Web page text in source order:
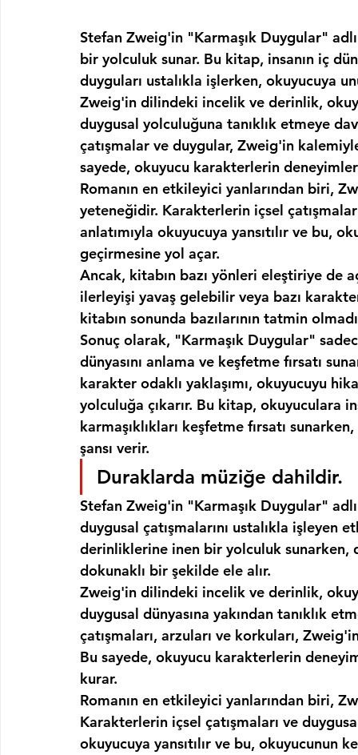
Stefan Zweig'in "Karmaşık Duygular"
bir yolculuk sunar. Bu kitap, insanın iç
duyguları ustalıkla işlerken, okuyucuya
Zweig'in dilindeki incelik ve derinlik,
duygusal yolculuğuna tanıklık etmeye
çatışmalar ve duygular, Zweig'in
sayede, okuyucu karakterlerin
Romanın en etkileyici yanlarından biri,
yeteneğidir. Karakterlerin içsel
anlatımıyla okuyucuya yansıtılır ve bu,
geçirmesine yol açar.
Ancak, kitabın bazı yönleri eleştiriye de
ilerleyişi yavaş gelebilir veya bazı
kitabın sonunda bazılarının tatmin
Sonuç olarak, "Karmaşık Duygular"
dünyasını anlama ve keşfetme fırsatı
karakter odaklı yaklaşımı, okuyucuyu
yolculuğa çıkarır. Bu kitap, okuyuculara
karmaşıklıkları keşfetme fırsatı
şansı verir.
Duraklarda müziğe dahildir.
Stefan Zweig'in "Karmaşık Duygular" adlı
duygusal çatışmalarını ustalıkla işleyen
derinliklerine inen bir yolculuk sunarken,
dokunaklı bir şekilde ele alır.
Zweig'in dilindeki incelik ve derinlik,
duygusal dünyasına yakından tanıklık
çatışmaları, arzuları ve korkuları,
Bu sayede, okuyucu karakterlerin
kurar.
Romanın en etkileyici yanlarından biri,
Karakterlerin içsel çatışmaları ve
okuyucuya yansıtılır ve bu, okuyucunun